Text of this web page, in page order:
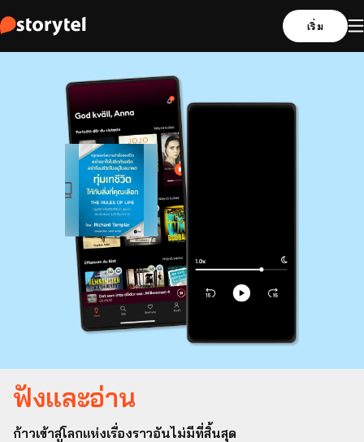
เริ่ม
ฟังและอ่าน
ก้าวเข้าสู่โลกแห่งเรื่องราวอันไม่มีที่สิ้นสุด